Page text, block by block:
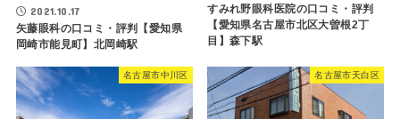
2021.10.17
矢藤眼科の口コミ・評判【愛知県
岡崎市能見町】北岡崎駅
すみれ野眼科医院の口コミ・評判
【愛知県名古屋市北区大曽根2丁
目】森下駅
名古屋市中川区 名古屋市天白区